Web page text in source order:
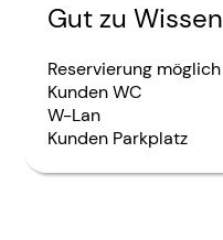
Gut zu Wissen
Reservierung möglich
Kunden WC
W-Lan
Kunden Parkplatz